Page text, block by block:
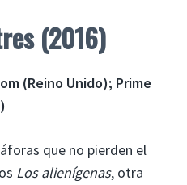
(2016)
(Reino Unido); Prime
que no pierden el
Los alienígenas, otra